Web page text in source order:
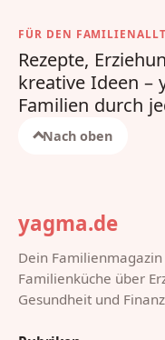
FÜR DEN
Rezepte,
kreative Ideen –
Familien durch
Nach oben
yagma.de
Dein
Familienküche über
Gesundheit und